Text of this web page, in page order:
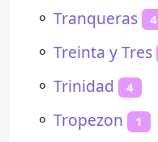
⚬ Tranqueras 4
⚬ Treinta y Tres
⚬ Trinidad 4
⚬ Tropezon 1